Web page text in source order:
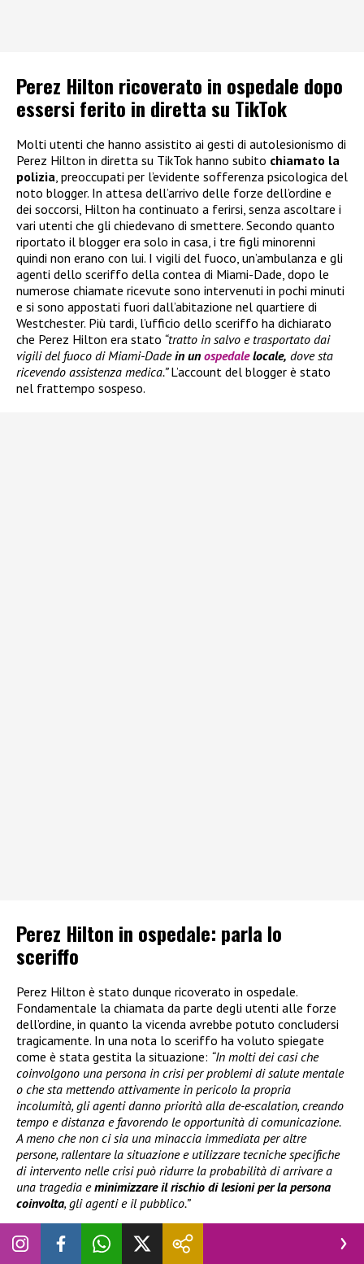
Perez Hilton ricoverato in ospedale dopo
essersi ferito in diretta su TikTok
Molti utenti che hanno assistito ai gesti di autolesionismo di
Perez Hilton in diretta su TikTok hanno subito chiamato la
polizia , preoccupati per l’evidente sofferenza psicologica del
noto blogger. In attesa dell’arrivo delle forze dell’ordine e
dei soccorsi, Hilton ha continuato a ferirsi, senza ascoltare i
vari utenti che gli chiedevano di smettere. Secondo quanto
riportato il blogger era solo in casa, i tre figli minorenni
quindi non erano con lui. I vigili del fuoco, un’ambulanza e gli
agenti dello sceriffo della contea di Miami-Dade, dopo le
numerose chiamate ricevute sono intervenuti in pochi minuti
e si sono appostati fuori dall’abitazione nel quartiere di
Westchester. Più tardi, l’ufficio dello sceriffo ha dichiarato
che Perez Hilton era stato “tratto in salvo e trasportato dai
vigili del fuoco di Miami-Dadein un ospedalelocale, dove sta
ricevendo assistenza medica.”L’account del blogger è stato
nel frattempo sospeso.
Perez Hilton in ospedale: parla lo
sceriffo
Perez Hilton è stato dunque ricoverato in ospedale.
Fondamentale la chiamata da parte degli utenti alle forze
dell’ordine, in quanto la vicenda avrebbe potuto concludersi
tragicamente. In una nota lo sceriffo ha voluto spiegate
come è stata gestita la situazione: “In molti dei casi che
coinvolgono una persona in crisi per problemi di salute mentale
o che sta mettendo attivamente in pericolo la propria
incolumità, gli agenti danno priorità alla de-escalation, creando
tempo e distanza e favorendo le opportunità di comunicazione.
A meno che non ci sia una minaccia immediata per altre
persone, rallentare la situazione e utilizzare tecniche specifiche
di intervento nelle crisi può ridurre la probabilità di arrivare a
una tragedia eminimizzare il rischio di lesioni per la persona
coinvolta, gli agenti e il pubblico.”